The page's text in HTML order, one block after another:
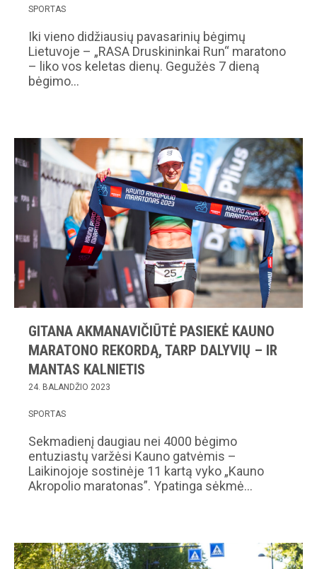
SPORTAS
Iki vieno didžiausių pavasarinių bėgimų
Lietuvoje – „RASA Druskininkai Run“ maratono
– liko vos keletas dienų. Gegužės 7 dieną
bėgimo…
GITANA AKMANAVIČIŪTĖ PASIEKĖ KAUNO
MARATONO REKORDĄ, TARP DALYVIŲ – IR
MANTAS KALNIETIS
24. BALANDŽIO 2023
SPORTAS
Sekmadienį daugiau nei 4000 bėgimo
entuziastų varžėsi Kauno gatvėmis –
Laikinojoje sostinėje 11 kartą vyko „Kauno
Akropolio maratonas”. Ypatinga sėkmė…